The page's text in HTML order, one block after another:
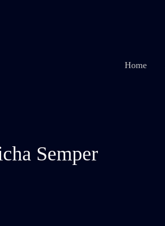
Home
Semper